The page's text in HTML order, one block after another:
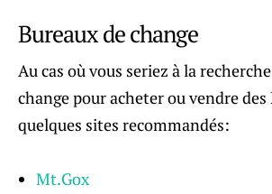
Bureaux de change
Au cas où vous seriez à la
change pour acheter ou vendre
quelques sites recommandés:
Mt.Gox